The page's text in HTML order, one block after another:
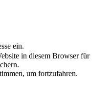
ein.
in diesem Browser für
um fortzufahren.